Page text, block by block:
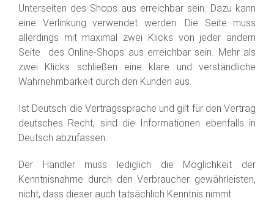
Unterseiten des Shops aus erreichbar sein. Dazu kann
eine Verlinkung verwendet werden. Die Seite muss
allerdings mit maximal zwei Klicks von jeder andern
Seite des Online-Shops aus erreichbar sein. Mehr als
zwei Klicks schließen eine klare und verständliche
Wahrnehmbarkeit durch den Kunden aus.
Ist Deutsch die Vertragssprache und gilt für den Vertrag
deutsches Recht, sind die Informationen ebenfalls in
Deutsch abzufassen.
Der Händler muss lediglich die Möglichkeit der
Kenntnisnahme durch den Verbraucher gewährleisten,
nicht, dass dieser auch tatsächlich Kenntnis nimmt.